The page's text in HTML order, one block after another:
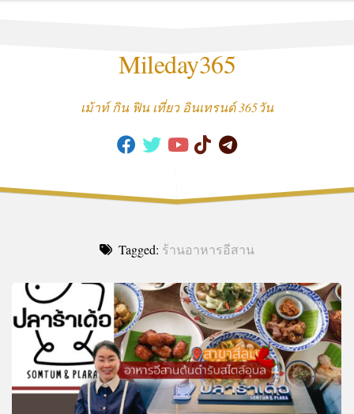
Mileday365
เม้าท์ กิน ฟิน เที่ยว อินเทรนด์ 365วัน
Tagged: ร้านอาหารอีสาน